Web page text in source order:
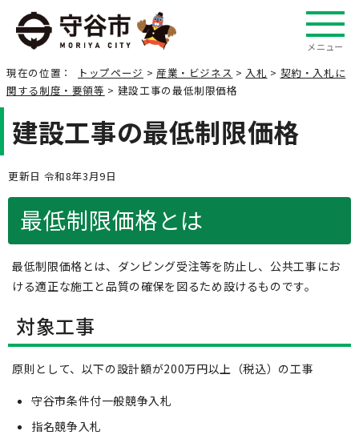
メニュー
現在の位置： トップページ > 産業・ビジネス > 入札 > 契約・入札に
関する制度・要領等 > 建設工事の最低制限価格
建設工事の最低制限価格
更新日 令和8年3月9日
最低制限価格とは
最低制限価格とは、ダンピング受注等を防止し、公共工事にお
ける適正な施工と品質の確保を図るため設けるものです。
対象工事
原則として、以下の設計額が200万円以上（税込）の工事
守谷市条件付一般競争入札
指名競争入札